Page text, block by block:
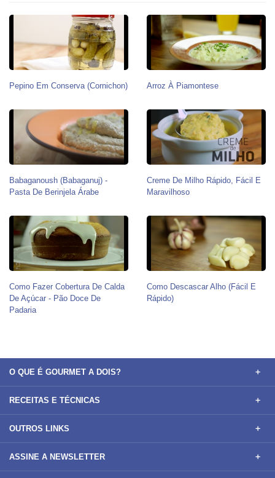
Pepino Em Conserva (Cornichon) Arroz À Piamontese
Babaganoush (babaganuj) -
Pasta De Berinjela Árabe
Creme De Milho Rápido, Fácil E
Maravilhoso
Como Fazer Cobertura De Calda
De Açúcar - Pão Doce De
Padaria
Como Descascar Alho (Fácil E
Rápido)
O QUE É GOURMET A DOIS?
RECEITAS E TÉCNICAS
OUTROS LINKS
ASSINE A NEWSLETTER